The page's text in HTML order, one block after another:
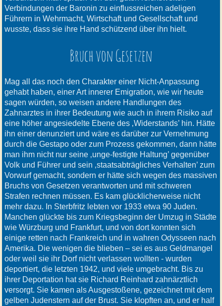
Verbindungen der Baronin zu einflussreichen adeligen
Führern in Wehrmacht, Wirtschaft und Gesellschaft und
wusste, dass sie ihre Hand schützend über ihn hielt.
Bruch von Gesetzen
Mag all das noch den Charakter einer Nicht-Anpassung
gehabt haben, einer Art innerer Emigration, wie wir heute
sagen würden, so weisen andere Handlungen des
Zahnarztes in ihrer Bedeutung wie auch in ihrem Risiko auf
eine höher angesiedelte Ebene des ‚Widerstands’ hin. Hätte
ihn einer denunziert und wäre es darüber zur Vernehmung
durch die Gestapo oder zum Prozess gekommen, dann hätte
man ihm nicht nur seine ‚unge-festigte Haltung’ gegenüber
Volk und Führer und sein ‚staatsabträgliches Verhalten’ zum
Vorwurf gemacht, sondern er hätte sich wegen des massiven
Bruchs von Gesetzen verantworten und mit schweren
Strafen rechnen müssen. Es kam glücklicherweise nicht
mehr dazu. In Sterbfritz lebten vor 1933 etwa 90 Juden.
Manchen glückte bis zum Kriegsbeginn der Umzug in Städte
wie Würzburg und Frankfurt, und von dort konnten sich
einige retten nach Frankreich und in wahren Odysseen nach
Amerika. Die wenigen die blieben – sei es aus Geldmangel
oder weil sie ihr Dorf nicht verlassen wollten - wurden
deportiert, die letzten 1942, und viele umgebracht. Bis zu
ihrer Deportation hat sie Richard Reinhard zahnärztlich
versorgt. Sie kamen als Ausgestoßene, gezeichnet mit dem
gelben Judenstern auf der Brust. Sie klopften an, und er half